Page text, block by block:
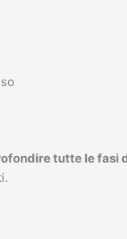
tutte le fasi